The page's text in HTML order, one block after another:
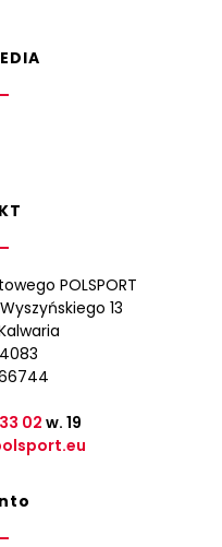
POLSPORT
13
02 w. 19